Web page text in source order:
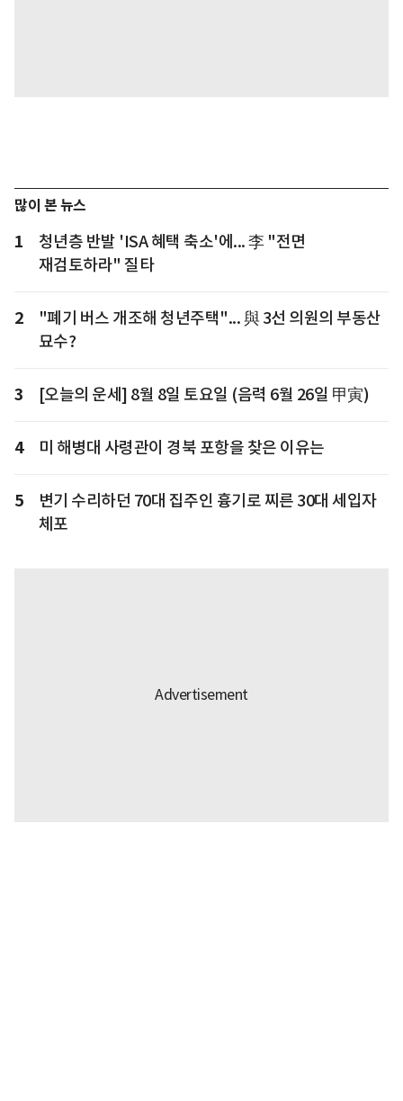
많이 본 뉴스
1
청년층 반발 'ISA 혜택 축소'에... 李 "전면
재검토하라" 질타
2
"폐기 버스 개조해 청년주택"... 與 3선 의원의 부동산
묘수?
3 [오늘의 운세] 8월 8일 토요일 (음력 6월 26일 甲寅)
4 미 해병대 사령관이 경북 포항을 찾은 이유는
5
변기 수리하던 70대 집주인 흉기로 찌른 30대 세입자
체포